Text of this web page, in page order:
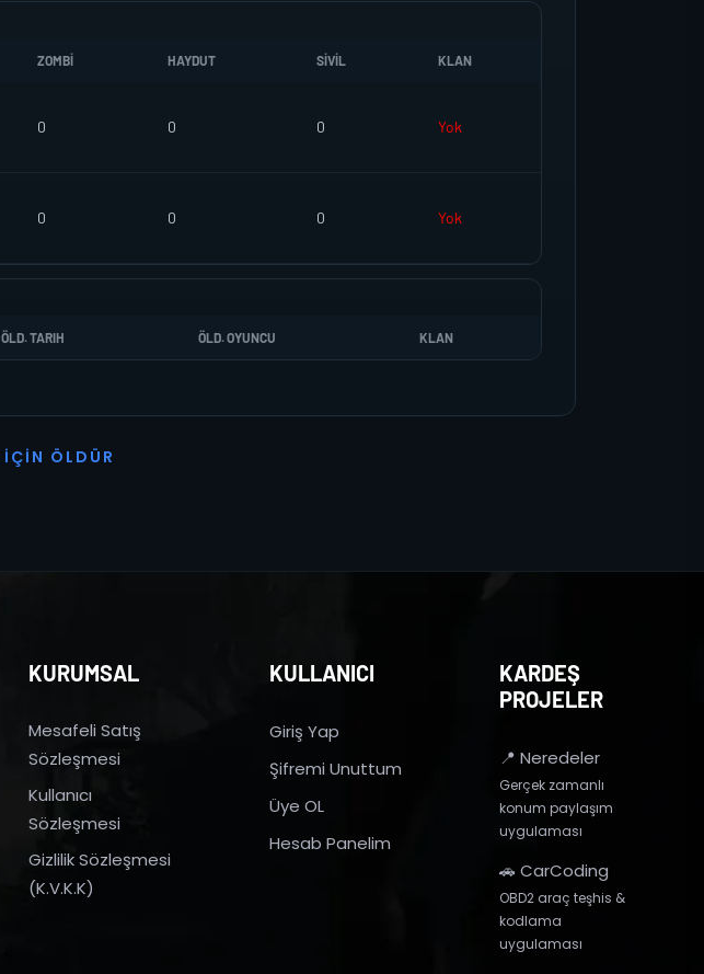
ZOMBI HAYDUT SIVIL KLAN
0 0 0 Yok
0 0 0 Yok
ÖLD. TARIH ÖLD. OYUNCU KLAN
İ ÇI N Ö L D Ü R
KURUMSAL
Mesafeli Satış
Sözleşmesi
Kullanıcı
Sözleşmesi
Gizlilik Sözleşmesi
(K.V.K.K)
KULLANICI
Giriş Yap
Şifremi Unuttum
Üye OL
Hesab Panelim
KARDEŞ
PROJELER
📍 Neredeler
Gerçek zamanlı
konum paylaşım
uygulaması
🚗 CarCoding
OBD2 araç teşhis &
kodlama
uygulaması